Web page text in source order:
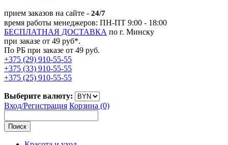
прием заказов на сайте - 24/7
время работы менеджеров: ПН-ПТ 9:00 - 18:00
БЕСПЛАТНАЯ ДОСТАВКА по г. Минску
при заказе от 49 руб*.
По РБ при заказе от 49 руб.
+375 (29) 910-55-55
+375 (33) 910-55-55
+375 (25) 910-55-55
Выберите валюту:
Вход/Регистрация Корзина (0)
Поиск